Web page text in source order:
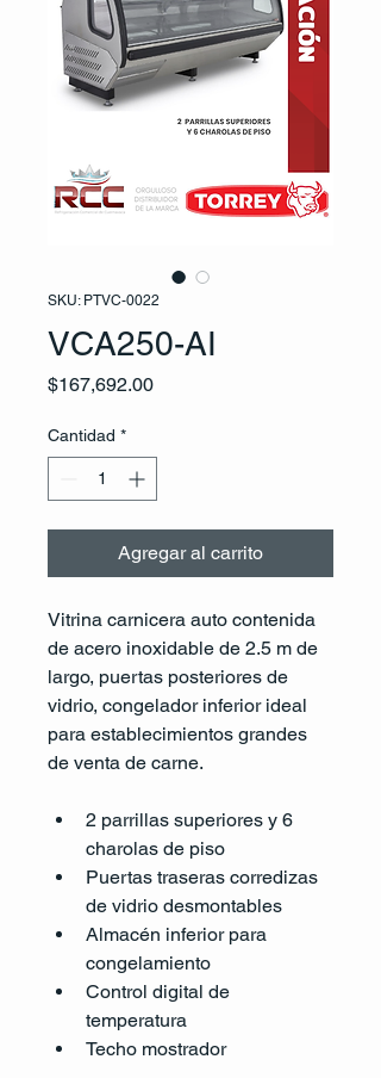
SKU: PTVC-0022
VCA250-AI
$167,692.00Precio
Cantidad *
Agregar al carrito
Vitrina carnicera auto contenida
de acero inoxidable de 2.5 m de
largo, puertas posteriores de
vidrio, congelador inferior ideal
para establecimientos grandes
de venta de carne.
2 parrillas superiores y 6
charolas de piso
Puertas traseras corredizas
de vidrio desmontables
Almacén inferior para
congelamiento
Control digital de
temperatura
Techo mostrador